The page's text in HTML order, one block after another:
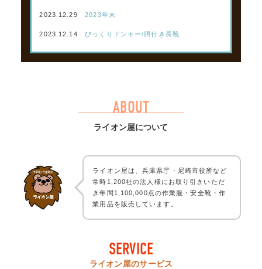
2023.12.29 2023年末
2023.12.14 びっくりドンキー/胴付き長靴
ABOUT
ライオン屋について
ライオン屋は、兵庫県庁・尼崎市役所など
常時1,200社の法人様にお取り引きいただ
き年間1,100,000点の作業服・安全靴・作
業用品を販売しています。
SERVICE
ライオン屋のサービス